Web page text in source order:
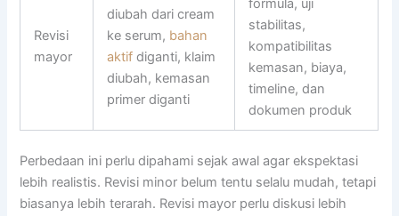
Revisi
mayor
diubah dari cream
ke serum, bahan
aktif diganti, klaim
diubah, kemasan
primer diganti
formula, uji
stabilitas,
kompatibilitas
kemasan, biaya,
timeline, dan
dokumen produk
Perbedaan ini perlu dipahami sejak awal agar ekspektasi
lebih realistis. Revisi minor belum tentu selalu mudah, tetapi
biasanya lebih terarah. Revisi mayor perlu diskusi lebih